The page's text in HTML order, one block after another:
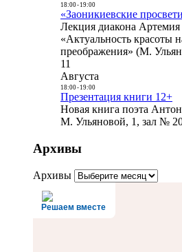
18:00- 19:00
«Заоникиевские
Лекция диакона
«Актуальность красоты
преображения» (М.
11
Августа
18:00- 19:00
Презентация книги 12+
Новая книга поэта
М. Ульяновой, 1, зал №
Архивы
Архивы
Решаем вместе